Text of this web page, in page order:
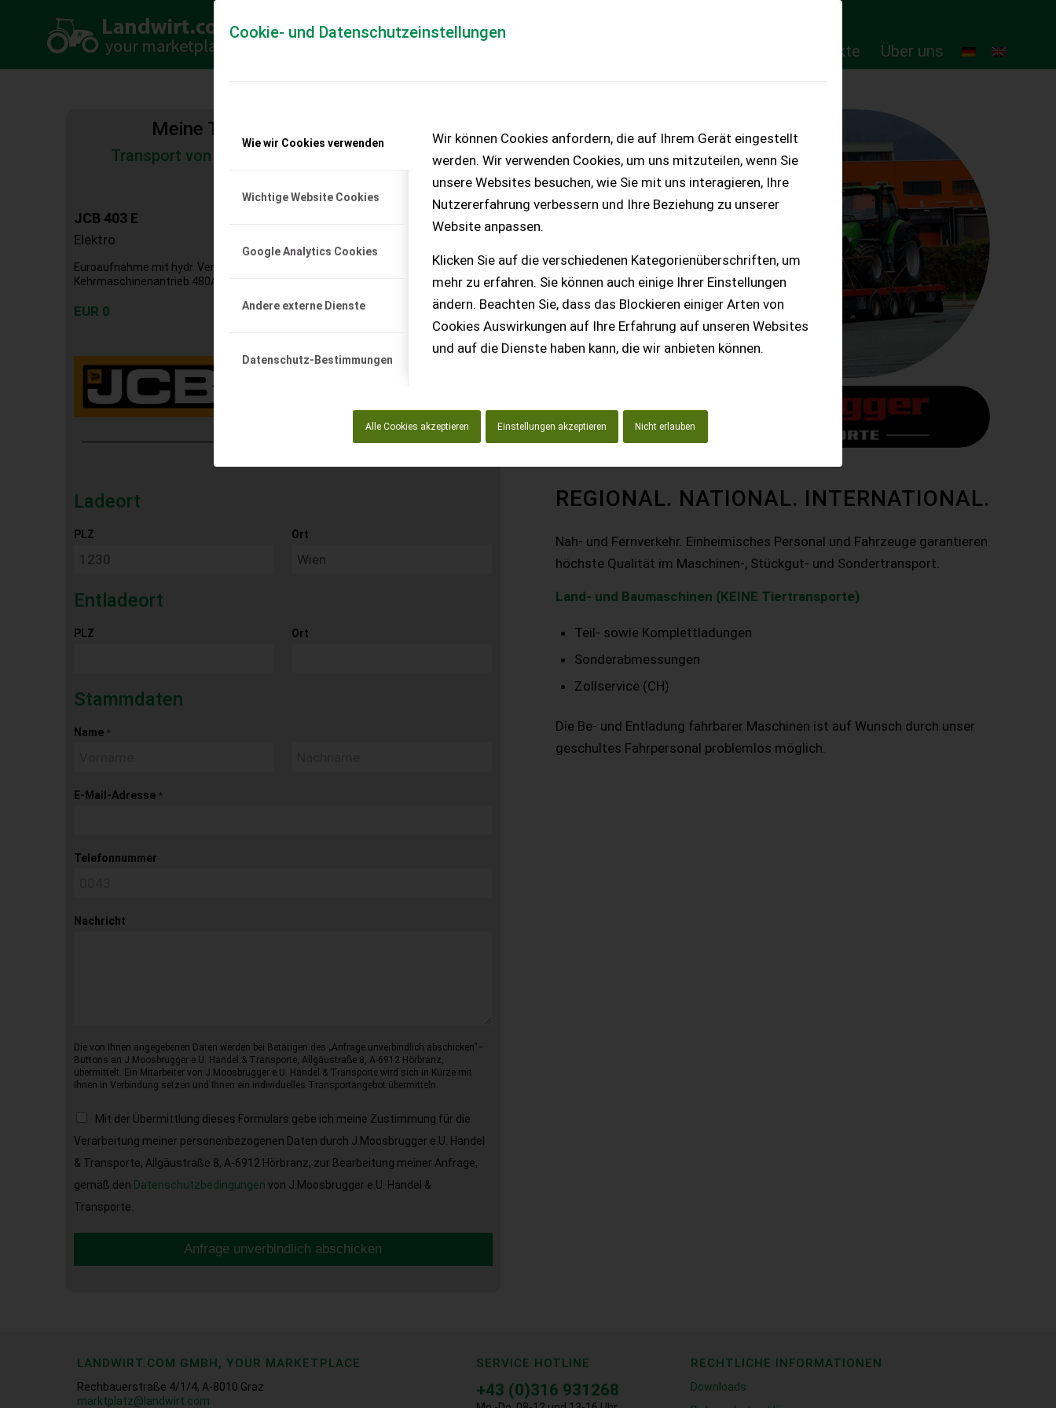
Cookie- und Datenschutzeinstellungen
Wie wir Cookies verwenden
Wichtige Website Cookies
Google Analytics Cookies
Andere externe Dienste
Datenschutz-Bestimmungen
Wir können Cookies anfordern, die auf Ihrem Gerät eingestellt
werden. Wir verwenden Cookies, um uns mitzuteilen, wenn Sie
unsere Websites besuchen, wie Sie mit uns interagieren, Ihre
Nutzererfahrung verbessern und Ihre Beziehung zu unserer
Website anpassen.
Klicken Sie auf die verschiedenen Kategorienüberschriften, um
mehr zu erfahren. Sie können auch einige Ihrer Einstellungen
ändern. Beachten Sie, dass das Blockieren einiger Arten von
Cookies Auswirkungen auf Ihre Erfahrung auf unseren Websites
und auf die Dienste haben kann, die wir anbieten können.
Alle Cookies akzeptieren Einstellungen akzeptieren Nicht erlauben
Online-Produkte Über uns
Meine Transportkostenanfrage
Transport von Land- und Baumaschinen – KEINE
JCB 403 E
Elektro
Euroaufnahme mit hydr. Verriegelung Zusatzsteuerkreis Konstantstrom für
Kehrmaschinenantrieb 480A027 Bereifung 31 x 15.50 - 15 BKT - AS Profil 480D...
EUR 0
Ladeort
PLZ Ort
Entladeort
PLZ Ort
Stammdaten
Name *
E-Mail-Adresse *
Telefonnummer
Nachricht
Die von Ihnen angegebenen Daten werden bei Betätigen des „Anfrage unverbindlich abschicken“–
Buttons an J.Moosbrugger e.U. Handel & Transporte, Allgäustraße 8, A-6912 Hörbranz,
übermittelt. Ein Mitarbeiter von J.Moosbrugger e.U. Handel & Transporte wird sich in Kürze mit
Ihnen in Verbindung setzen und Ihnen ein individuelles Transportangebot übermitteln.
Mit der Übermittlung dieses Formulars gebe ich meine Zustimmung für die
Verarbeitung meiner personenbezogenen Daten durch J.Moosbrugger e.U. Handel
& Transporte, Allgäustraße 8, A-6912 Hörbranz, zur Bearbeitung meiner Anfrage,
gemäß den Datenschutzbedingungen von J.Moosbrugger e.U. Handel &
Transporte.
Anfrage unverbindlich abschicken
REGIONAL. NATIONAL. INTERNATIONAL.
Nah- und Fernverkehr. Einheimisches Personal und Fahrzeuge garantieren
höchste Qualität im Maschinen-, Stückgut- und Sondertransport.
Land- und Baumaschinen (KEINE Tiertransporte)
Teil- sowie Komplettladungen
Sonderabmessungen
Zollservice (CH)
Die Be- und Entladung fahrbarer Maschinen ist auf Wunsch durch unser
geschultes Fahrpersonal problemlos möglich.
LANDWIRT.COM GMBH, YOUR MARKETPLACE
Rechbauerstraße 4/1/4, A-8010 Graz
marktplatz@landwirt.com
SERVICE HOTLINE
+43 (0)316 931268
RECHTLICHE INFORMATIONEN
Downloads